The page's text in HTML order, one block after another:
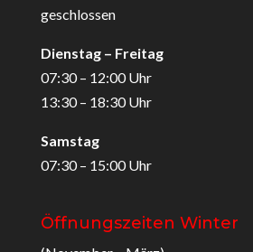
geschlossen
Dienstag – Freitag
07:30 – 12:00 Uhr
13:30 – 18:30 Uhr
Samstag
07:30 – 15:00 Uhr
Öffnungszeiten Winter